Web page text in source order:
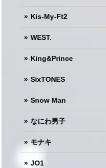
Kis-My-Ft2
WEST.
King&Prince
SixTONES
Snow Man
なにわ男子
モナキ
JO1